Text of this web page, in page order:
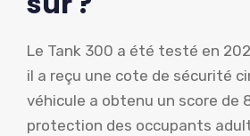
Le Tank 300 a été testé en
il a reçu une cote de sécurité
véhicule a obtenu un score de
protection des occupants